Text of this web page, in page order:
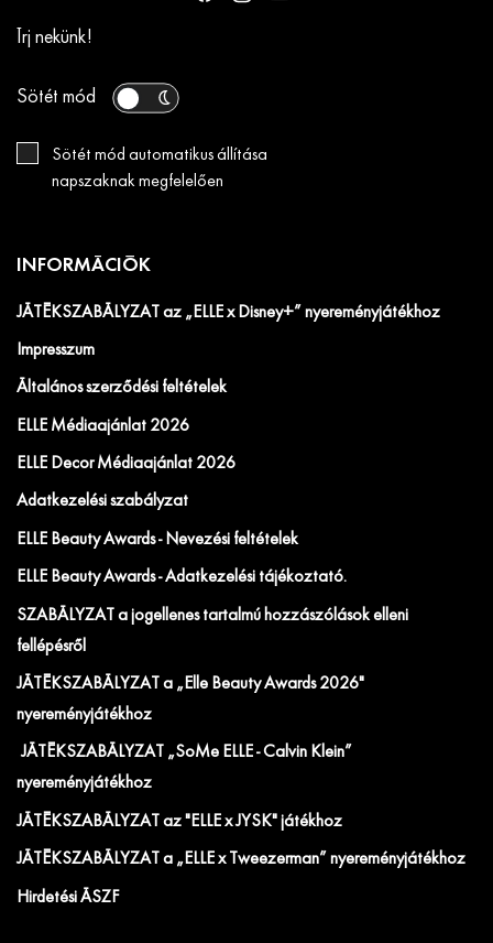
Írj nekünk!
Sötét mód
Sötét mód automatikus állítása
napszaknak megfelelően
INFORMÁCIÓK
JÁTÉKSZABÁLYZAT az „ELLE x Disney+” nyereményjátékhoz
Impresszum
Általános szerződési feltételek
ELLE Médiaajánlat 2026
ELLE Decor Médiaajánlat 2026
Adatkezelési szabályzat
ELLE Beauty Awards - Nevezési feltételek
ELLE Beauty Awards - Adatkezelési tájékoztató.
SZABÁLYZAT a jogellenes tartalmú hozzászólások elleni
fellépésről
JÁTÉKSZABÁLYZAT a „Elle Beauty Awards 2026"
nyereményjátékhoz
JÁTÉKSZABÁLYZAT „SoMe ELLE - Calvin Klein”
nyereményjátékhoz
JÁTÉKSZABÁLYZAT az "ELLE x JYSK" játékhoz
JÁTÉKSZABÁLYZAT a „ELLE x Tweezerman” nyereményjátékhoz
Hirdetési ÁSZF